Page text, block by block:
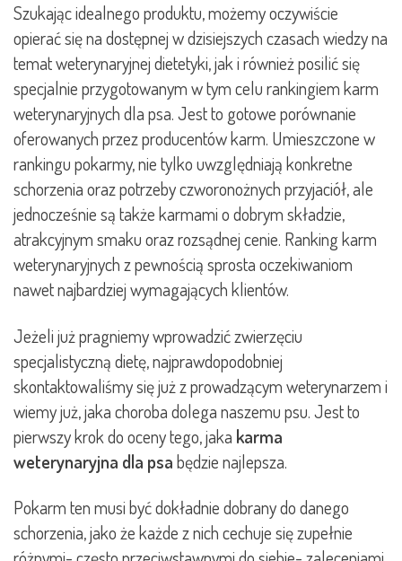
Szukając idealnego produktu, możemy oczywiście
opierać się na dostępnej w dzisiejszych czasach wiedzy na
temat weterynaryjnej dietetyki, jak i również posilić się
specjalnie przygotowanym w tym celu rankingiem karm
weterynaryjnych dla psa. Jest to gotowe porównanie
oferowanych przez producentów karm. Umieszczone w
rankingu pokarmy, nie tylko uwzględniają konkretne
schorzenia oraz potrzeby czworonożnych przyjaciół, ale
jednocześnie są także karmami o dobrym składzie,
atrakcyjnym smaku oraz rozsądnej cenie. Ranking karm
weterynaryjnych z pewnością sprosta oczekiwaniom
nawet najbardziej wymagających klientów.
Jeżeli już pragniemy wprowadzić zwierzęciu
specjalistyczną dietę, najprawdopodobniej
skontaktowaliśmy się już z prowadzącym weterynarzem i
wiemy już, jaka choroba dolega naszemu psu. Jest to
pierwszy krok do oceny tego, jaka karma
weterynaryjna dla psabędzie najlepsza.
Pokarm ten musi być dokładnie dobrany do danego
schorzenia, jako że każde z nich cechuje się zupełnie